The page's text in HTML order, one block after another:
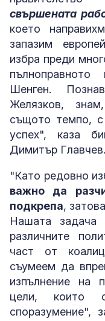
свършената
което
запазим
избра преди
Шенген.
Желязков,
същото темпо,
успех", каза
Димитър Главчев.
"Като редовно
важно да
подкрепа,
Нашата
различните
част от
съумеем да
изпълнение на
цели, които
споразумение",